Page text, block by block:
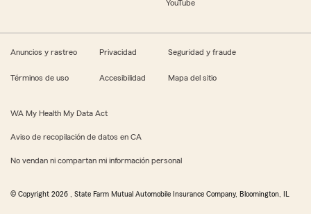
YouTube
Anuncios y rastreo Privacidad Seguridad y fraude
Términos de uso Accesibilidad Mapa del sitio
WA My Health My Data Act
Aviso de recopilación de datos en CA
No vendan ni compartan mi información personal
© Copyright 2026 , State Farm Mutual Automobile Insurance Company, Bloomington, IL